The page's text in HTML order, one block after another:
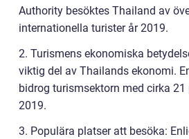
Authority besöktes Thailand av
internationella turister år 2019.
2. Turismens ekonomiska
viktig del av Thailands ekonomi.
bidrog turismsektorn med cirka 21
2019.
3. Populära platser att besöka: